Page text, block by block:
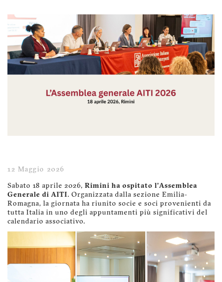
12 Maggio 2026
Sabato 18 aprile 2026, Rimini ha ospitato l'Assemblea
Generale di AITI. Organizzata dalla sezione Emilia-
Romagna, la giornata ha riunito socie e soci provenienti da
tutta Italia in uno degli appuntamenti più significativi del
calendario associativo.